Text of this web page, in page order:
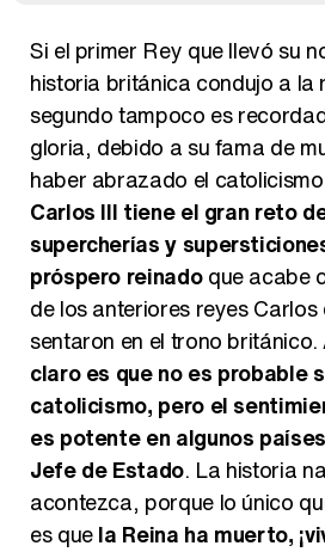
Si el primer Rey que llevó su
historia británica condujo a la
segundo tampoco es
gloria, debido a su fama de
haber abrazado el
Carlos III tiene el gran reto
supercherías y
próspero reinadoque acabe
de los anteriores reyes Carlos
sentaron en el trono británico.
claro es que no es probable
catolicismo, pero el
es potente en algunos
Jefe de Estado. La historia
acontezca, porque lo único
es quela Reina ha muerto,